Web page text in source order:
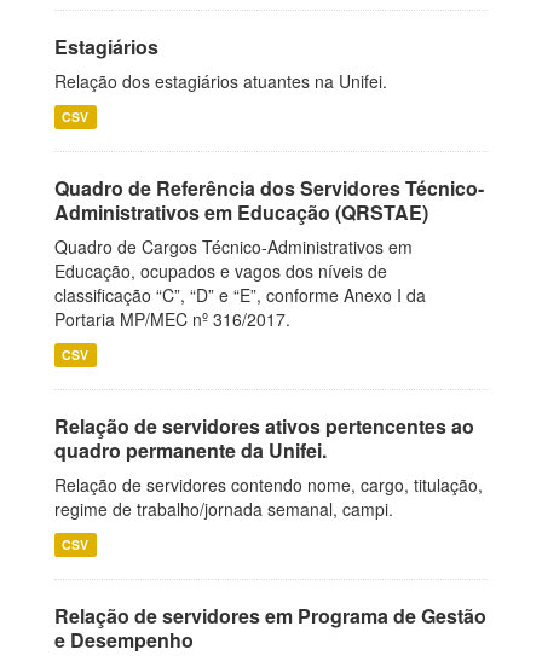
Estagiários
Relação dos estagiários atuantes na Unifei.
CSV
Quadro de Referência dos Servidores Técnico-
Administrativos em Educação (QRSTAE)
Quadro de Cargos Técnico-Administrativos em
Educação, ocupados e vagos dos níveis de
classificação “C”, “D” e “E”, conforme Anexo I da
Portaria MP/MEC nº 316/2017.
CSV
Relação de servidores ativos pertencentes ao
quadro permanente da Unifei.
Relação de servidores contendo nome, cargo, titulação,
regime de trabalho/jornada semanal, campi.
CSV
Relação de servidores em Programa de Gestão
e Desempenho